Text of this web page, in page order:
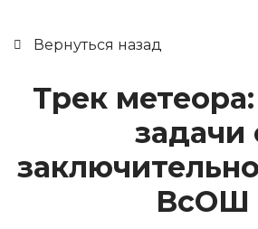
Вернуться назад
Трек
задачи
ВсОШ